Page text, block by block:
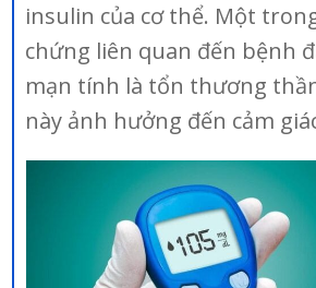
insulin của cơ thể. Một
chứng liên quan đến bệnh
mạn tính là tổn thương
này ảnh hưởng đến cảm